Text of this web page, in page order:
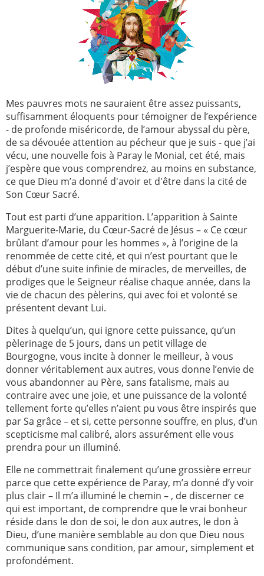
Pastorales
des
jeunes
locales
Groupe
Diaconia
Nouvelles
d'Orient
Tags
—
2005
2006
2007
2008
2009
2013
2014
2015
2016
2017
2018
2019
2020
Recherche
Mes pauvres mots ne sauraient être assez puissants,
suffisamment éloquents pour témoigner de l’expérience
- de profonde miséricorde, de l’amour abyssal du père,
de sa dévouée attention au pécheur que je suis - que j’ai
vécu, une nouvelle fois à Paray le Monial, cet été, mais
j’espère que vous comprendrez, au moins en substance,
ce que Dieu m’a donné d'avoir et d'être dans la cité de
Son Cœur Sacré.
Tout est parti d’une apparition. L’apparition à Sainte
Marguerite-Marie, du Cœur-Sacré de Jésus – « Ce cœur
brûlant d’amour pour les hommes », à l’origine de la
renommée de cette cité, et qui n’est pourtant que le
début d’une suite infinie de miracles, de merveilles, de
prodiges que le Seigneur réalise chaque année, dans la
vie de chacun des pèlerins, qui avec foi et volonté se
présentent devant Lui.
Dites à quelqu’un, qui ignore cette puissance, qu’un
pèlerinage de 5 jours, dans un petit village de
Bourgogne, vous incite à donner le meilleur, à vous
donner véritablement aux autres, vous donne l’envie de
vous abandonner au Père, sans fatalisme, mais au
contraire avec une joie, et une puissance de la volonté
tellement forte qu’elles n’aient pu vous être inspirés que
par Sa grâce – et si, cette personne souffre, en plus, d’un
scepticisme mal calibré, alors assurément elle vous
prendra pour un illuminé.
Elle ne commettrait finalement qu’une grossière erreur
parce que cette expérience de Paray, m’a donné d’y voir
plus clair – Il m’a illuminé le chemin – , de discerner ce
qui est important, de comprendre que le vrai bonheur
réside dans le don de soi, le don aux autres, le don à
Dieu, d’une manière semblable au don que Dieu nous
communique sans condition, par amour, simplement et
profondément.